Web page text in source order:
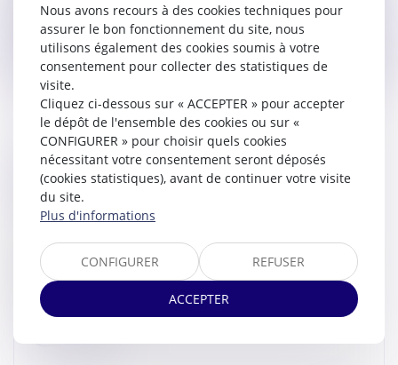
Lire la suite
RÉCEPTION DE MONSIEUR LE BÂTONNIER
BRUNO BLANQUER
Actualites barreau de Carcassonne
accueilli Monsieur le Bâtonnier Bruno BLANQUER, ancien
président de la Conférence des Bâtonniers. Membre du
Conseil Nati...
Nous avons recours à des cookies techniques pour
assurer le bon fonctionnement du site, nous
utilisons également des cookies soumis à votre
consentement pour collecter des statistiques de
visite.
Cliquez ci-dessous sur « ACCEPTER » pour accepter
le dépôt de l'ensemble des cookies ou sur «
CONFIGURER » pour choisir quels cookies
nécessitant votre consentement seront déposés
(cookies statistiques), avant de continuer votre visite
du site.
Plus d'informations
CONFIGURER REFUSER
ACCEPTER